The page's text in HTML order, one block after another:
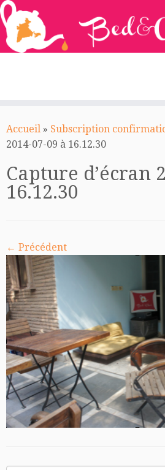
au
contenu
Accueil » Subscription
2014-07-09 à 16.12.30
Capture d’écran
16.12.30
← Précédent